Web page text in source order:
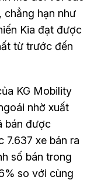
chẳng hạn như
Kia đạt được
từ trước đến
KG Mobility
nhờ xuất
bán được
7.637 xe bán ra
số bán trong
so với cùng